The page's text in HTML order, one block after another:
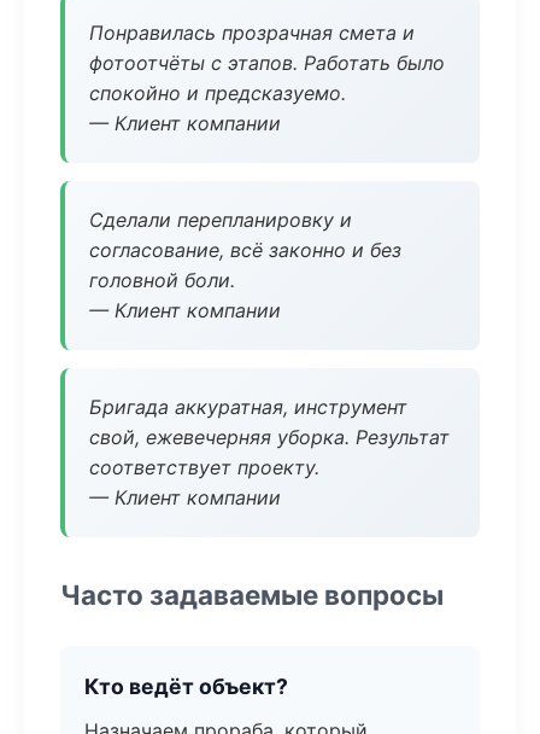
Понравилась прозрачная смета и
фотоотчёты с этапов. Работать было
спокойно и предсказуемо.
— Клиент компании
Сделали перепланировку и
согласование, всё законно и без
головной боли.
— Клиент компании
Бригада аккуратная, инструмент
свой, ежевечерняя уборка. Результат
соответствует проекту.
— Клиент компании
Часто задаваемые вопросы
Кто ведёт объект?